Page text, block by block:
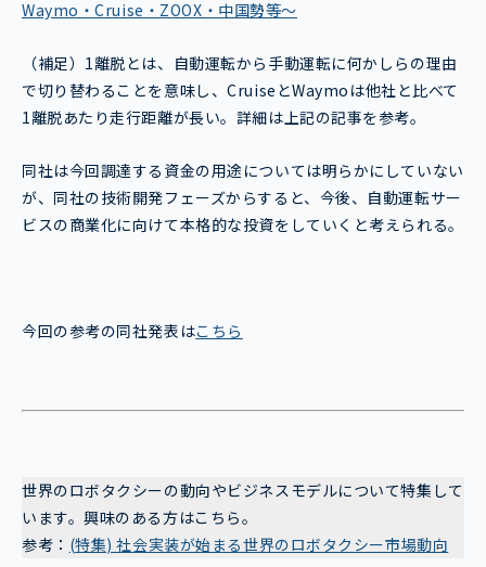
Waymo・Cruise・ZOOX・中国勢等～
（補足）1離脱とは、自動運転から手動運転に何かしらの理由
で切り替わることを意味し、CruiseとWaymoは他社と比べて
1離脱あたり走行距離が長い。詳細は上記の記事を参考。
同社は今回調達する資金の用途については明らかにしていない
が、同社の技術開発フェーズからすると、今後、自動運転サー
ビスの商業化に向けて本格的な投資をしていくと考えられる。
今回の参考の同社発表はこちら
世界のロボタクシーの動向やビジネスモデルについて特集して
います。興味のある方はこちら。
参考： (特集) 社会実装が始まる世界のロボタクシー市場動向